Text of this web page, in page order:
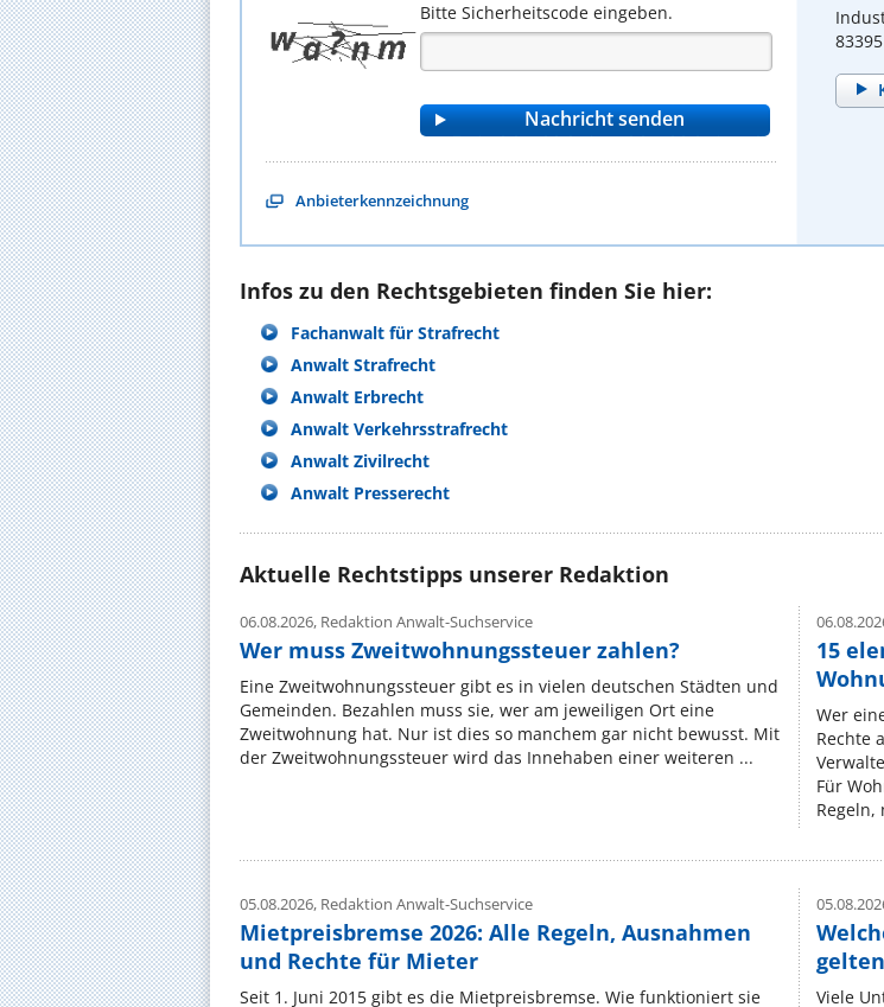
Bitte Sicherheitscode eingeben.
Anbieterkennzeichnung
Infos zu den Rechtsgebieten finden Sie hier:
Fachanwalt für Strafrecht
Anwalt Strafrecht
Anwalt Erbrecht
Anwalt Verkehrsstrafrecht
Anwalt Zivilrecht
Anwalt Presserecht
Aktuelle Rechtstipps unserer Redaktion
06.08.2026, Redaktion Anwalt-Suchservice
Wer muss Zweitwohnungssteuer zahlen?
Eine Zweitwohnungssteuer gibt es in vielen deutschen Städten und
Gemeinden. Bezahlen muss sie, wer am jeweiligen Ort eine
Zweitwohnung hat. Nur ist dies so manchem gar nicht bewusst. Mit
der Zweitwohnungssteuer wird das Innehaben einer weiteren ...
15
Wer
Rechte
Für
Regeln,
05.08.2026, Redaktion Anwalt-Suchservice
Mietpreisbremse 2026: Alle Regeln, Ausnahmen
und Rechte für Mieter
Seit 1. Juni 2015 gibt es die Mietpreisbremse. Wie funktioniert sie
Viele